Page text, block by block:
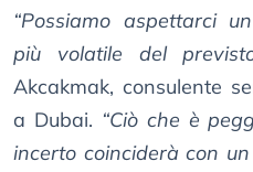
“Possiamo aspettarci
più volatile del
Akcakmak, consulente
a Dubai. “Ciò che è
incerto coinciderà con